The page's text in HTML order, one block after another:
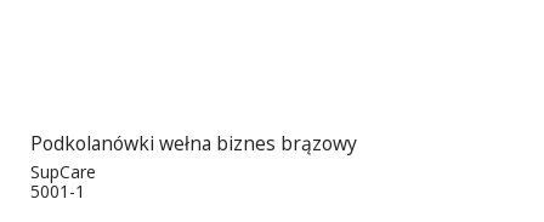
Podkolanówki wełna biznes brązowy
SupCare
5001-1